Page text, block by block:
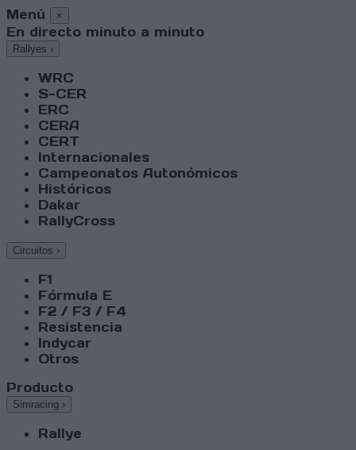
Menú ×
En directo minuto a minuto
Rallyes ›
WRC
S-CER
ERC
CERA
CERT
Internacionales
Campeonatos Autonómicos
Históricos
Dakar
RallyCross
Circuitos ›
F1
Fórmula E
F2 / F3 / F4
Resistencia
Indycar
Otros
Producto
Simracing ›
Rallye